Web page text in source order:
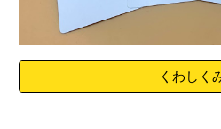
くわしく